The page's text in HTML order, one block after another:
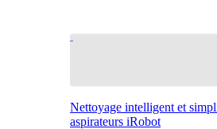
Nettoyage intelligent et
aspirateurs iRobot